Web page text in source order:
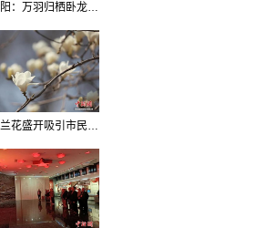
辽宁沈阳：万羽归栖卧龙湖看群鸟齐飞
沈阳玉兰花盛开吸引市民打卡